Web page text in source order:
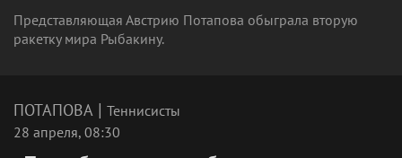
Представляющая Австрию Потапова обыграла вторую
ракетку мира Рыбакину.
ПОТАПОВА | Теннисисты
28 апреля, 08:30